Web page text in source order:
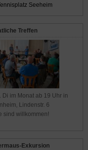
Seeheim
Treffen
Di im Monat ab 19 Uhr in
Lindenstr. 6
sind willkommen!
Exkursion